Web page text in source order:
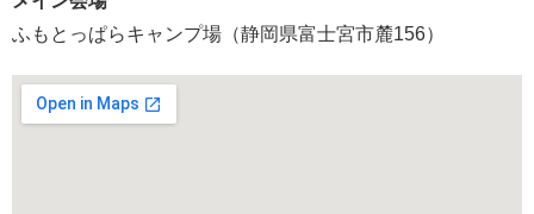
ふもとっぱらキャンプ場（静岡県富士宮市麓156）